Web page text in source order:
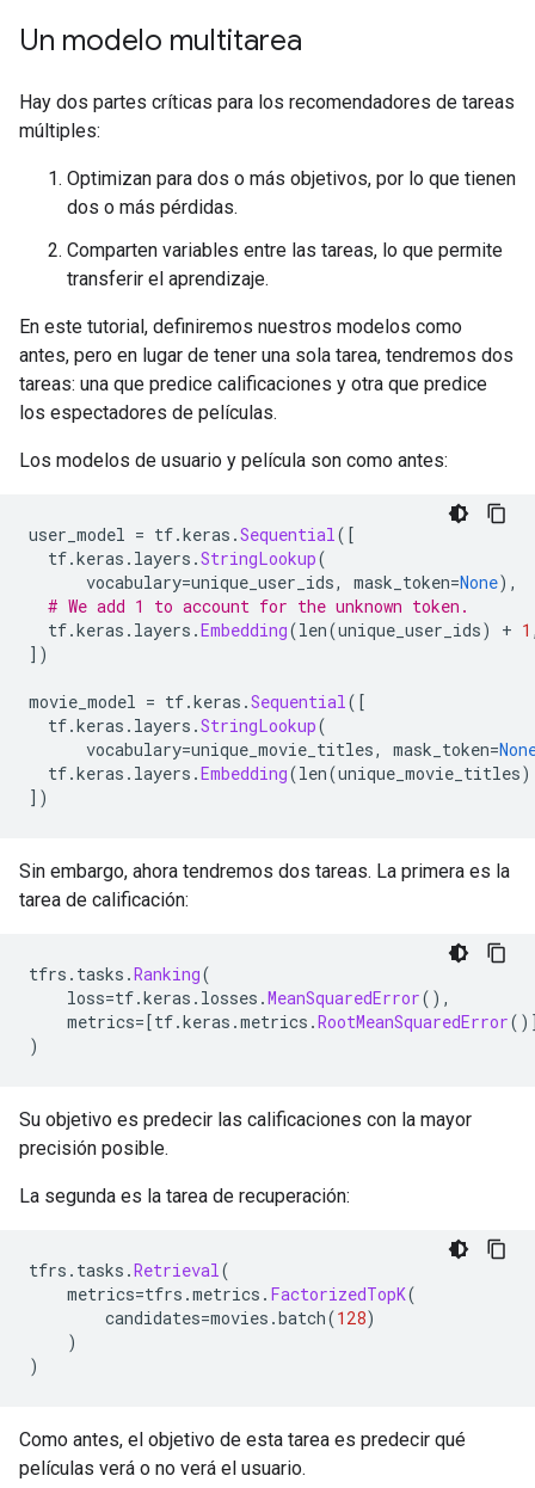
Un modelo multitarea
Hay dos partes críticas para los recomendadores de tareas
múltiples:
Optimizan para dos o más objetivos, por lo que tienen
dos o más pérdidas.
Comparten variables entre las tareas, lo que permite
transferir el aprendizaje.
En este tutorial, definiremos nuestros modelos como
antes, pero en lugar de tener una sola tarea, tendremos dos
tareas: una que predice calificaciones y otra que predice
los espectadores de películas.
Los modelos de usuario y película son como antes:
user_model = tf.keras .Sequential([
tf.keras . layers .StringLookup(
vocabulary=unique_user_ids, mask_token=None),
# We add 1 to account for the unknown token.
tf.keras . layers .Embedding(len(unique_user_ids) + 1
])
movie_model = tf.keras .Sequential([
tf.keras . layers .StringLookup(
vocabulary=unique_movie_titles, mask_token=
tf.keras . layers .Embedding(len(unique_movie_titles)
])
Sin embargo, ahora tendremos dos tareas. La primera es la
tarea de calificación:
tfrs . tasks .Ranking(
loss=tf.keras . losses .MeanSquaredError(),
metrics=[tf.keras .metrics .RootMeanSquaredError
)
Su objetivo es predecir las calificaciones con la mayor
precisión posible.
La segunda es la tarea de recuperación:
tfrs . tasks .Retrieval(
metrics=tfrs .metrics . FactorizedTopK(
candidates=movies .batch(128)
)
)
Como antes, el objetivo de esta tarea es predecir qué
películas verá o no verá el usuario.